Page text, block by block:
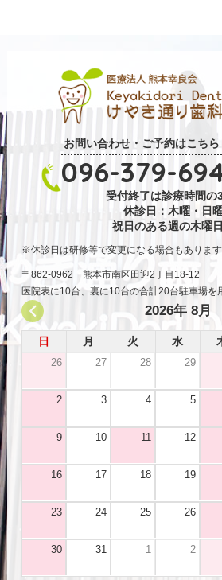
お問い合わせ・ご予約はこちら
096-379-
受付終了は診療時間の
休診日：木曜・日
祝日のある週の木曜
休診日は研修等で変更になる場合もあります
〒862-0962 熊本市南区田迎2丁目18-12
医院表に10台、裏に10台の合計20台駐車場を
2026年 8月
日 月 火 水
26 27 28 29
2 3 4 5
9 10 11 12
16 17 18 19
23 24 25 26
30 31 1 2